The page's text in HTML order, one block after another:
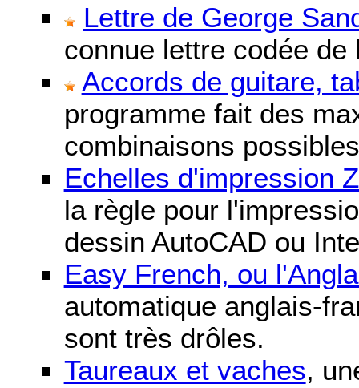
Lettre de George
connue lettre codée
Accords de guitare,
programme fait des
combinaisons
Echelles d'impression
la règle pour
dessin AutoCAD ou
Easy French, ou
automatique anglais-
sont très drôles.
Taureaux et vaches,